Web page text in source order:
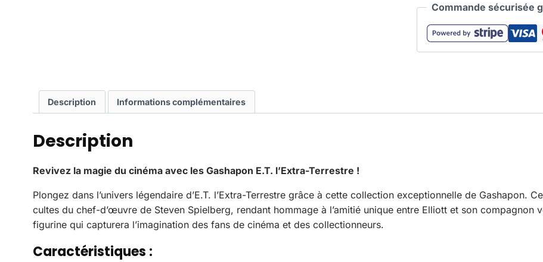
Commande sécurisée
Description Informations complémentaires
Description
Revivez la magie du cinéma avec les Gashapon E.T. l’Extra-Terrestre !
Plongez dans l’univers légendaire d’E.T. l’Extra-Terrestre grâce à cette collection exceptionnelle de Gashapon.
cultes du chef-d’œuvre de Steven Spielberg, rendant hommage à l’amitié unique entre Elliott et son compagnon
figurine qui capturera l’imagination des fans de cinéma et des collectionneurs.
Caractéristiques :